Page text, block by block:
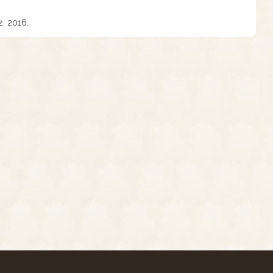
2016.